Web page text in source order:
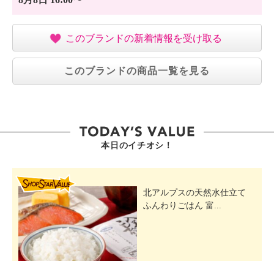
このブランドの新着情報を受け取る
このブランドの商品一覧を見る
本日のイチオシ！
北アルプスの天然水仕立て
ふんわりごはん 富...